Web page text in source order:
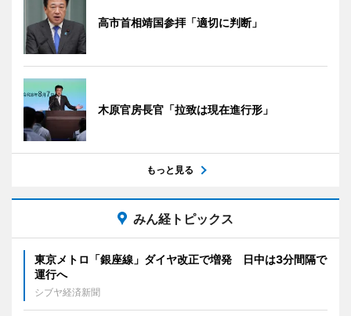
高市首相靖国参拝「適切に判断」
木原官房長官「拉致は現在進行形」
もっと見る
みん経トピックス
東京メトロ「銀座線」ダイヤ改正で増発 日中は3分間隔で
運行へ
シブヤ経済新聞